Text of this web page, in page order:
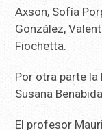
Axson, Sofía
González,
Fiochetta.
Por otra parte
Susana
El profesor